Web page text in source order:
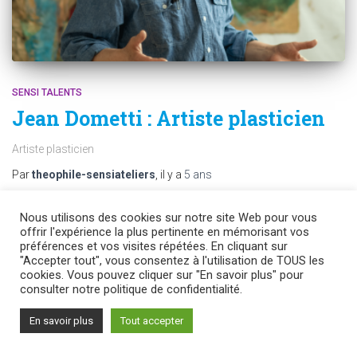
SENSI TALENTS
Jean Dometti : Artiste plasticien
Artiste plasticien
Partheophile-sensiateliers , il y a 5 ans
PRÉCÉDENT 1 … 4 5
Nous utilisons des cookies sur notre site Web pour vous
offrir l'expérience la plus pertinente en mémorisant vos
préférences et vos visites répétées. En cliquant sur
"Accepter tout", vous consentez à l'utilisation de TOUS les
cookies. Vous pouvez cliquer sur "En savoir plus" pour
consulter notre politique de confidentialité.
En savoir plus Tout accepter